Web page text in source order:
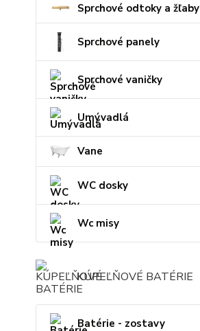
Sprchové odtoky a žľaby
Sprchové panely
Sprchové vaničky
Umývadlá
Vane
WC dosky
Wc misy
KÚPEĽŇOVÉ BATÉRIE
Batérie - zostavy